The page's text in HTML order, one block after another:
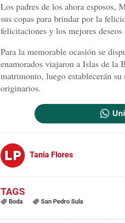
Los padres de los ahora
sus copas para brindar por la
felicitaciones y los mejores deseos
Para la memorable ocasión se
enamorados viajaron a Islas de la
matrimonio, luego establecerán
originarios.
Tania Flores
Boda San Pedro Sula